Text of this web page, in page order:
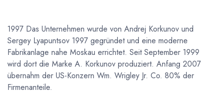
1997 Das Unternehmen wurde von Andrej Korkunov und
Sergey Lyapuntsov 1997 gegründet und eine moderne
Fabrikanlage nahe Moskau errichtet. Seit September 1999
wird dort die Marke A. Korkunov produziert. Anfang 2007
übernahm der US-Konzern Wm. Wrigley Jr. Co. 80% der
Firmenanteile.